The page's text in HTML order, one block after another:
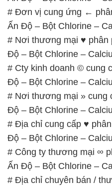
# Đơn vị cung ứng ←
Ấn Độ – Bột Chlorine –
# Nơi thương mại ♥ phân
Độ – Bột Chlorine –
# Cty kinh doanh © cung
Độ – Bột Chlorine –
# Nơi thương mại » cung
Độ – Bột Chlorine –
# Địa chỉ cung cấp ♥
Độ – Bột Chlorine –
# Công ty thương mại ∞
Ấn Độ – Bột Chlorine –
# Địa chỉ chuyên bán /